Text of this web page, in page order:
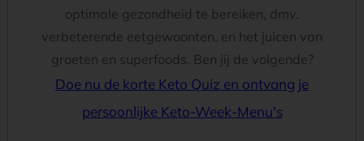
optimale gezondheid te bereiken, dmv.
verbeterende eetgewoonten, en het juicen van
groeten en superfoods. Ben jij de volgende?
Doe nu de korte Keto Quiz en ontvang je
persoonlijke Keto-Week-Menu's